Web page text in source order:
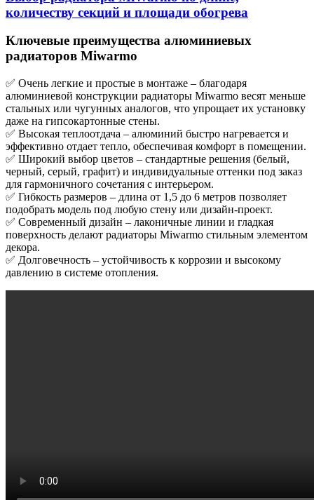
количеству секций и площади обогрева
Ключевые преимущества алюминиевых
радиаторов Miwarmo
✅ Очень легкие и простые в монтаже – благодаря
алюминиевой конструкции радиаторы Miwarmo весят меньше
стальных или чугунных аналогов, что упрощает их установку
даже на гипсокартонные стены.
✅ Высокая теплоотдача – алюминий быстро нагревается и
эффективно отдает тепло, обеспечивая комфорт в помещении.
✅ Широкий выбор цветов – стандартные решения (белый,
черный, серый, графит) и индивидуальные оттенки под заказ
для гармоничного сочетания с интерьером.
✅ Гибкость размеров – длина от 1,5 до 6 метров позволяет
подобрать модель под любую стену или дизайн-проект.
✅ Современный дизайн – лаконичные линии и гладкая
поверхность делают радиаторы Miwarmo стильным элементом
декора.
✅ Долговечность – устойчивость к коррозии и высокому
давлению в системе отопления.